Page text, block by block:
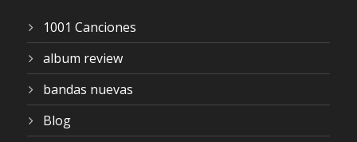
1001 Canciones
album review
bandas nuevas
Blog